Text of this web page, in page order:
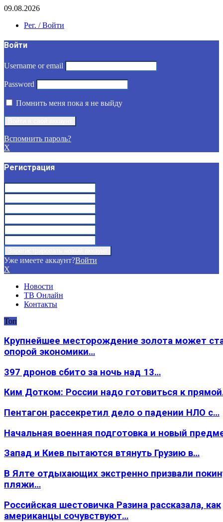
09.08.2026
Рег. / Войти
Войти
Username or email
Password
Помнить меня пока я не выйду
Вспомнить пароль?
X
Регистрация
Уже имеете аккаунт?Войти
X
Новости
ТВ Онлайн
Контакты
Топ
Крупнейшее месторождение золота может
опорой экономики…
397 дронов сбито за ночь над 13…
Ким Дотком: России надо готовиться к
Пентагон рассекретил дело о падении НЛО с…
Начальная военная подготовка и новый
Запад и Киев пытаются втянуть Грузию в…
В Ялте отдыхающих экстренно призвали
пляжи…
Российская шестовичка Разина рассказала, как
американцы сочувствуют…